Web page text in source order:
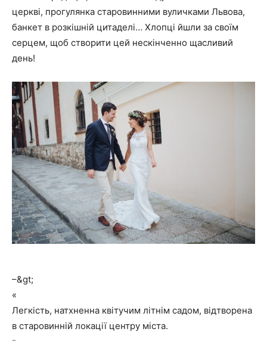
церкві, прогулянка старовинними вуличками Львова,
банкет в розкішній цитаделі… Хлопці йшли за своїм
серцем, щоб створити цей нескінченно щасливий
день!
–&gt;
«
Легкість, натхненна квітучим літнім садом, відтворена
в старовинній локації центру міста.